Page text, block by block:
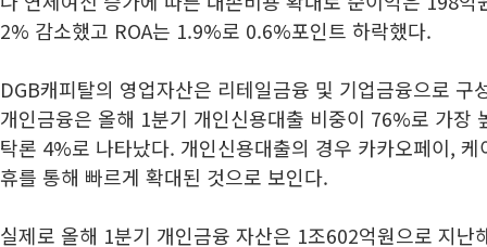
2% 감소했고 ROA는 1.9%로 0.6%포인트 하락했다.
DGB캐피탈의 영업자산은 리테일금융 및 기업금융으로 구
개인금융은 올해 1분기 개인신용대출 비중이 76%로 가장
탁론 4%로 나타났다. 개인신용대출의 경우 카카오페이,
휴를 통해 빠르게 확대된 것으로 보인다.
실제로 올해 1분기 개인금융 자산은 1조602억원으로 지